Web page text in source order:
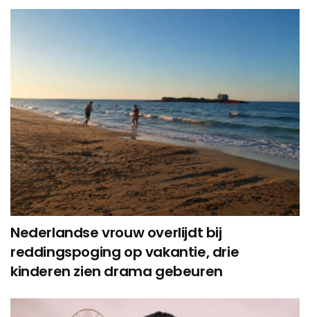
Nederlandse vrouw overlijdt bij
reddingspoging op vakantie, drie
kinderen zien drama gebeuren